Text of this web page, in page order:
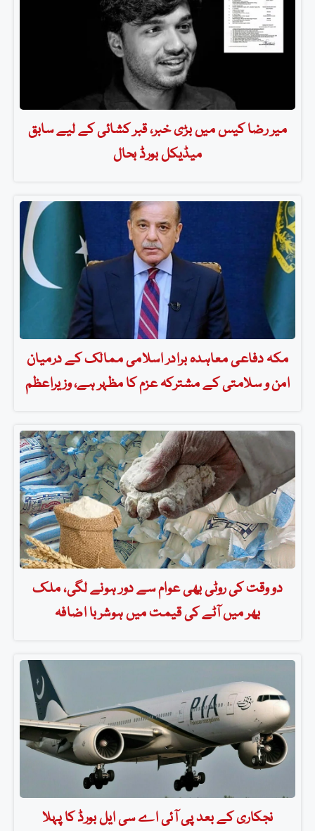
میر رضا کیس میں بڑی خبر، قبر کشائی کے لیے سابق
میڈیکل بورڈ بحال
مکہ دفاعی معاہدہ برادر اسلامی ممالک کے درمیان
امن و سلامتی کے مشترکہ عزم کا مظہر ہے، وزیراعظم
دو وقت کی روٹی بھی عوام سے دور ہونے لگی، ملک
بھر میں آٹے کی قیمت میں ہوشربا اضافہ
نجکاری کے بعد پی آئی اے سی ایل بورڈ کا پہلا